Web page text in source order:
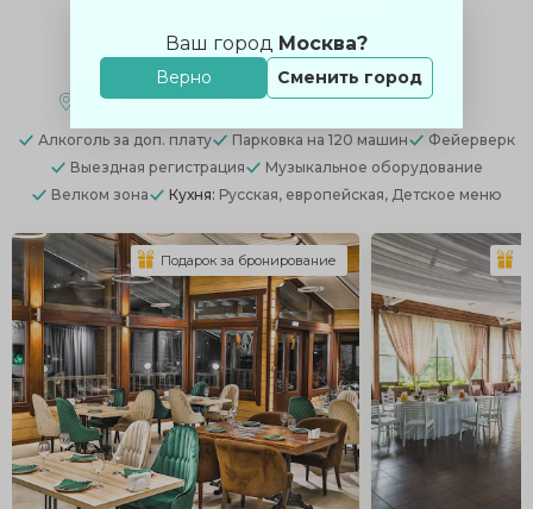
Ваш город Москва?
Верно Сменить город
5.0 (1188 отзывов)
Москва, МО, Ленинский район, с. Остров
Алкоголь за доп. плату Парковка на 120 машин
Фейерверк
Выездная регистрация
Музыкальное оборудование
Велком зона
Кухня: Русская, европейская, Детское меню
Подарок за бронирование